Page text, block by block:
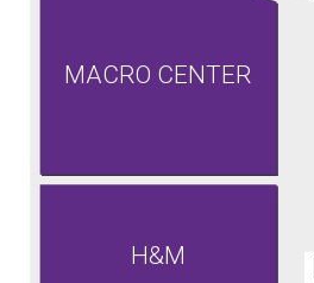
H&M
MACRO CENTER